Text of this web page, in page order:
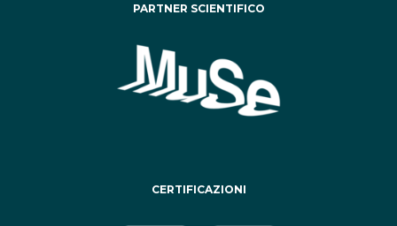
PARTNER SCIENTIFICO
CERTIFICAZIONI